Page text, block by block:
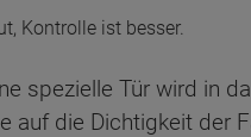
Kontrolle ist besser.
spezielle Tür wird in
auf die Dichtigkeit der